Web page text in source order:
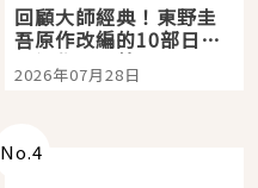
回顧大師經典！東野圭
吾原作改編的10部日本
影視作品推薦
2026年07月28日
No.4